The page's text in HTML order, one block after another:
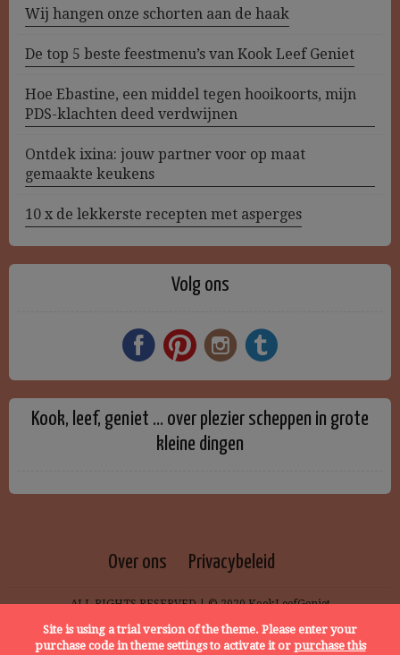
Wij hangen onze schorten aan de haak
De top 5 beste feestmenu’s van Kook Leef Geniet
Hoe Ebastine, een middel tegen hooikoorts, mijn
PDS-klachten deed verdwijnen
Ontdek ixina: jouw partner voor op maat
gemaakte keukens
10 x de lekkerste recepten met asperges
Volg ons
Kook, leef, geniet … over plezier scheppen in grote
kleine dingen
Over ons Privacybeleid
ALL RIGHTS RESERVED | © 2020 KookLeefGeniet
Site is using a trial version of the theme. Please enter your
purchase code in theme settings to activate it or purchase this